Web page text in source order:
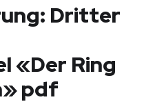
Dritter
«Der Ring
pdf